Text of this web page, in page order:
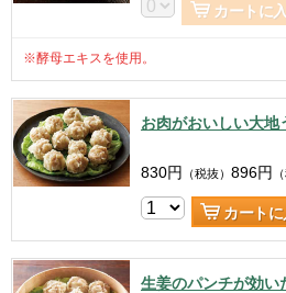
カートに
※酵母エキスを使用。
お肉がおいしい大地
830円 （税抜） 896円
カート
生姜のパンチが効